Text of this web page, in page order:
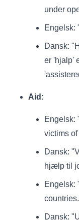
under
Engelsk:
Dansk:
er 'hjalp'
Aid:
Engelsk:
victims
Dansk:
hjælp til
Engelsk:
Dansk: